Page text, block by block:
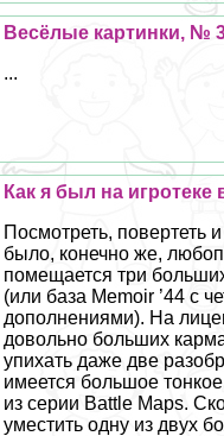
Весёлые картинки, №
...
Как я был на
Посмотреть, повертеть
было, конечно же,
помещается три
(или база Memoir ’44 с
дополнениями). На
довольно больших
упихать даже две
имеется большое
из серии Battle Maps.
уместить одну из двух